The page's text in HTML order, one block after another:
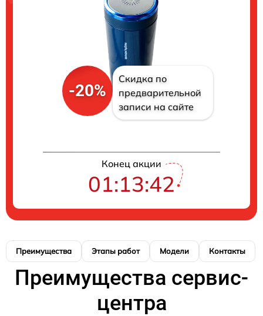
-20%
Скидка по
предварительной
записи на сайте
Конец акции
01:13:42
Преимущества Этапы работ Модели Контакты
Преимущества сервис-
центра